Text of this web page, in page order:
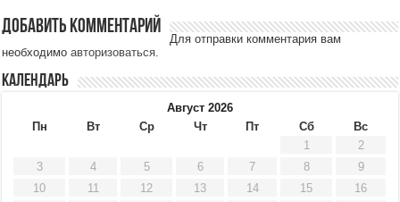
Добавить комментарий
Для отправки комментария вам
необходимоавторизоваться.
Календарь
Август 2026
Пн
Вт Ср Чт Пт Сб
Вс
1
2
3
4 5 6 7 8
9
10
11 12 13 14 15
16